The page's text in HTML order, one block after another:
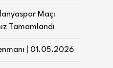
Maçı
Tamamlandı
| 01.05.2026